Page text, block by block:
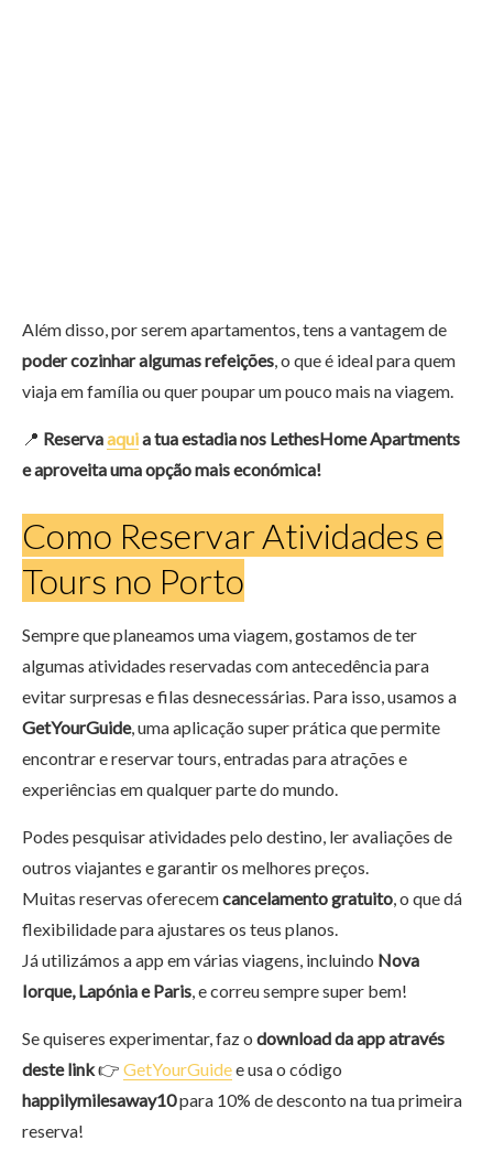
Além disso, por serem apartamentos, tens a vantagem de
poder cozinhar algumas refeições , o que é ideal para quem
viaja em família ou quer poupar um pouco mais na viagem.
📍 Reservaaquia tua estadia nos LethesHome Apartments
e aproveita uma opção mais económica!
Como Reservar Atividades e
Tours no Porto
Sempre que planeamos uma viagem, gostamos de ter
algumas atividades reservadas com antecedência para
evitar surpresas e filas desnecessárias. Para isso, usamos a
GetYourGuide, uma aplicação super prática que permite
encontrar e reservar tours, entradas para atrações e
experiências em qualquer parte do mundo.
Podes pesquisar atividades pelo destino, ler avaliações de
outros viajantes e garantir os melhores preços.
Muitas reservas oferecemcancelamento gratuito , o que dá
flexibilidade para ajustares os teus planos.
Já utilizámos a app em várias viagens, incluindo Nova
Iorque, Lapónia e Paris , e correu sempre super bem!
Se quiseres experimentar, faz o download da app através
deste link👉 GetYourGuidee usa o código
happilymilesaway10para 10% de desconto na tua primeira
reserva!